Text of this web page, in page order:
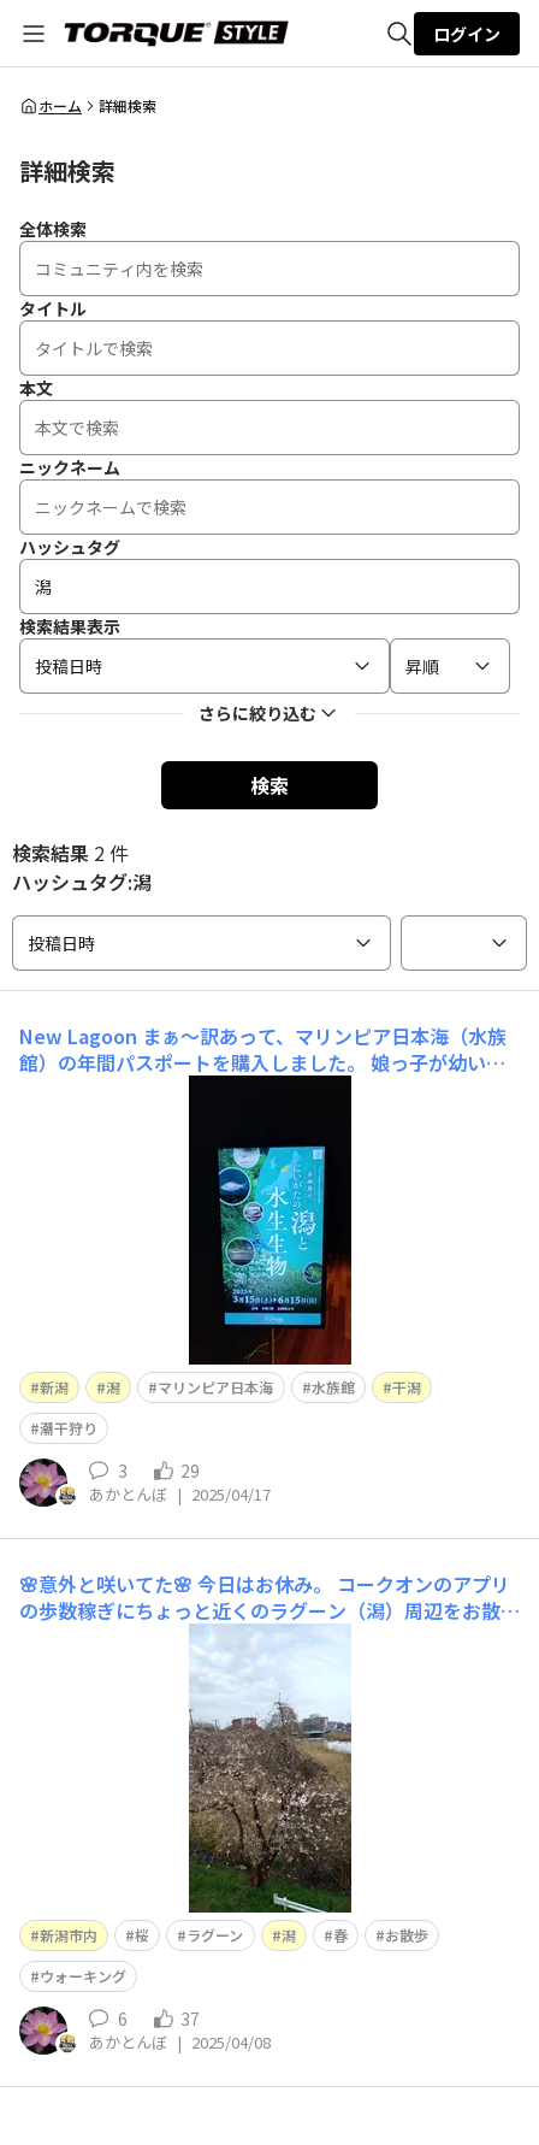
全体検索
ログイン
ホーム 詳細検索
詳細検索
全体検索
タイトル
本文
ニックネーム
ハッシュタグ
検索結果表示
投稿日時
昇順
さらに絞り込む
検索
検索結果 2 件
ハッシュタグ:潟
投稿日時
New Lagoon まぁ〜訳あって、マリンピア日本海（水族
館）の年間パスポートを購入しました。 娘っ子が幼い時
るだけでもそれなりに楽しんでいました。 で、まぁ〜今
後も行く機会が度々あるし
新潟 潟 マリンピア日本海 水族館
干潟
潮干狩り
3 29
あかとんぼ | 2025/04/17
🌸意外と咲いてた🌸 今日はお休み。 コークオンのアプリ
の歩数稼ぎにちょっと近くのラグーン（潟）周辺をお散
歩。 思ったより、咲き始めていました。 まだ朝方なの
で、ちょっと暗めの写真ですが、撮ってみました。 桜を
見下ろして撮れるポイントで撮りました。 早ければ、週
新潟市内 桜 ラグーン 潟 春
お散歩
ウォーキング
6 37
あかとんぼ | 2025/04/08